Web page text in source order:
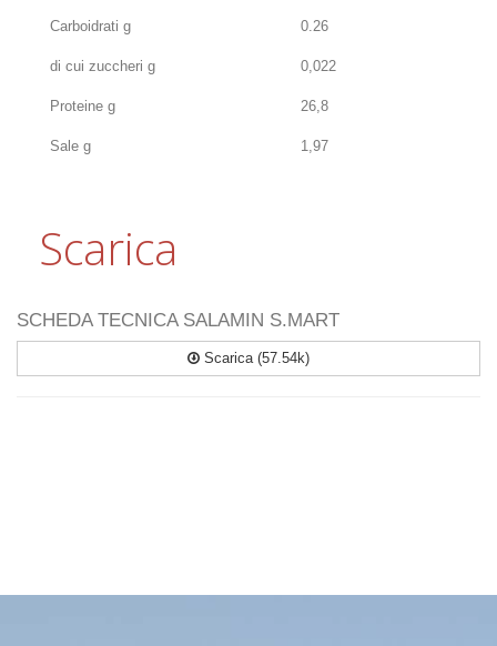
Carboidrati g 0.26
di cui zuccheri g 0,022
Proteine g 26,8
Sale g 1,97
Scarica
SCHEDA TECNICA SALAMIN S.MART
Scarica (57.54k)